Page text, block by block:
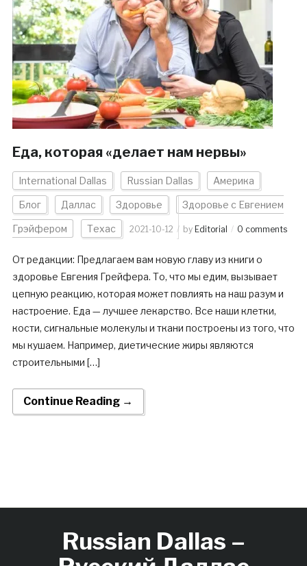
Еда, которая «делает нам нервы»
International Dallas Russian Dallas Америка
Блог Даллас Здоровье Здоровье с Евгением
Грэйфером Техас 2021-10-12 by Editorial 0 comments
От редакции: Предлагаем вам новую главу из книги о
здоровье Евгения Грейфера. То, что мы едим, вызывает
цепную реакцию, которая может повлиять на наш разум и
настроение. Еда — лучшее лекарство. Все наши клетки,
кости, сигнальные молекулы и ткани построены из того, что
мы кушаем. Например, диетические жиры являются
строительными […]
Continue Reading →
Russian Dallas –